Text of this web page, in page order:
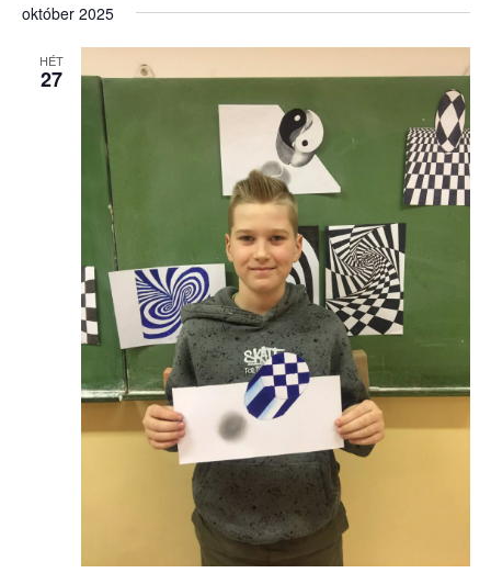
október 2025
HÉT
27